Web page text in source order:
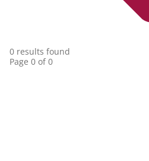
0 results found
Page 0 of 0